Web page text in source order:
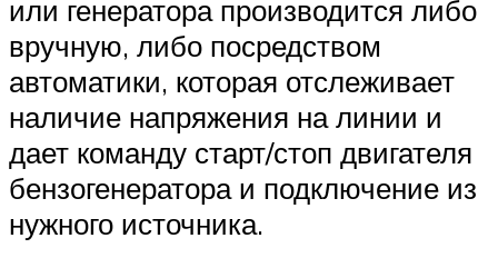
или генератора производится либо
вручную, либо посредством
автоматики, которая отслеживает
наличие напряжения на линии и
дает команду старт/стоп двигателя
бензогенератора и подключение из
нужного источника.